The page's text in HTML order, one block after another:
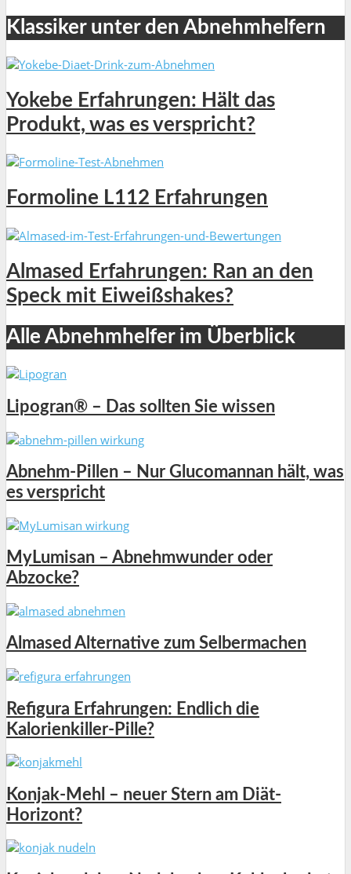
Klassiker unter den Abnehmhelfern
Yokebe Erfahrungen: Hält das
Produkt, was es verspricht?
Formoline L112 Erfahrungen
Almased Erfahrungen: Ran an den
Speck mit Eiweißshakes?
Alle Abnehmhelfer im Überblick
Lipogran® – Das sollten Sie wissen
Abnehm-Pillen – Nur Glucomannan hält, was
es verspricht
MyLumisan – Abnehmwunder oder
Abzocke?
Almased Alternative zum Selbermachen
Refigura Erfahrungen: Endlich die
Kalorienkiller-Pille?
Konjak-Mehl – neuer Stern am Diät-
Horizont?